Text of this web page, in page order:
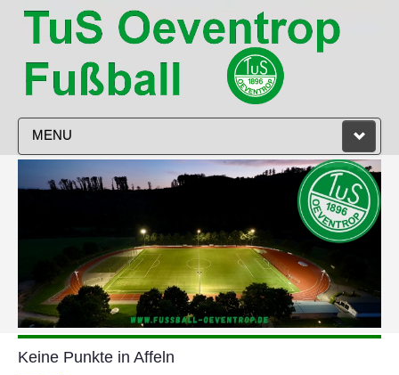
MENU
DAMEN
JUGEND
TRAINING
Keine Punkte in Affeln